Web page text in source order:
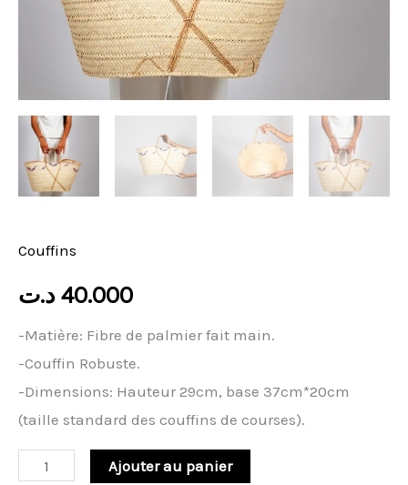
Couffins
40.000 د.ت
-Matière: Fibre de palmier fait main.
-Couffin Robuste.
-Dimensions: Hauteur 29cm, base 37cm*20cm
(taille standard des couffins de courses).
Ajouter au panier